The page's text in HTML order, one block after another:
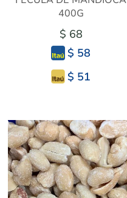
400G
$ 68
$ 58
$ 51